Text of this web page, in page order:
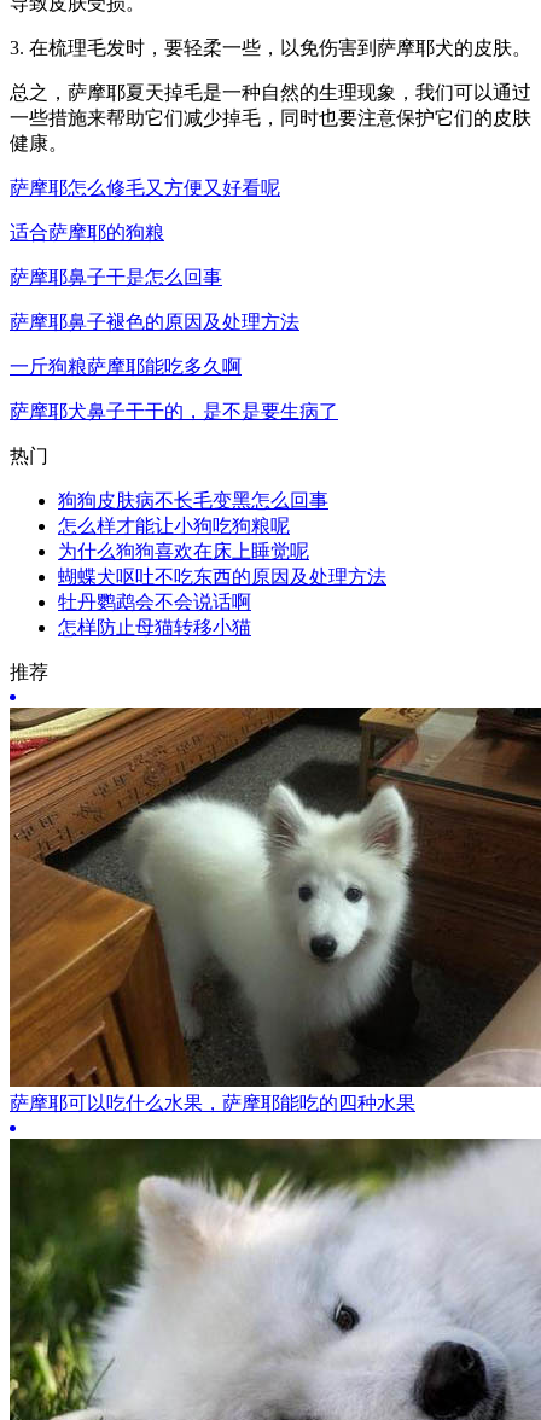
3. 在梳理毛发时，要轻柔一些，以免伤害到萨摩耶犬的皮肤。
总之，萨摩耶夏天掉毛是一种自然的生理现象，我们可以通过
一些措施来帮助它们减少掉毛，同时也要注意保护它们的皮肤
健康。
萨摩耶怎么修毛又方便又好看呢
适合萨摩耶的狗粮
萨摩耶鼻子干是怎么回事
萨摩耶鼻子褪色的原因及处理方法
一斤狗粮萨摩耶能吃多久啊
萨摩耶犬鼻子干干的，是不是要生病了
热门
狗狗皮肤病不长毛变黑怎么回事
怎么样才能让小狗吃狗粮呢
为什么狗狗喜欢在床上睡觉呢
蝴蝶犬呕吐不吃东西的原因及处理方法
牡丹鹦鹉会不会说话啊
怎样防止母猫转移小猫
推荐
萨摩耶可以吃什么水果，萨摩耶能吃的四种水果